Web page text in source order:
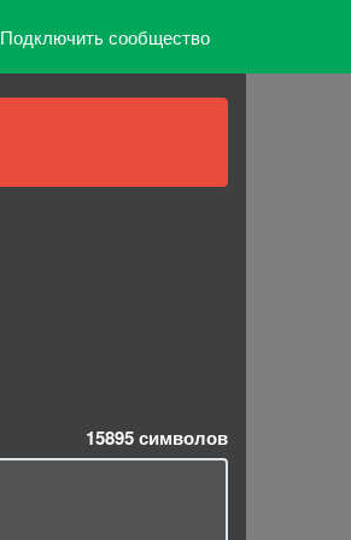
Подключить сообщество
15895символов